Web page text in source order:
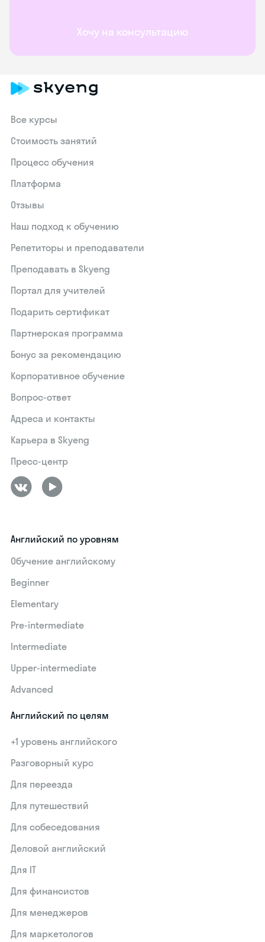
Хочу на консультацию
Все курсы
Стоимость занятий
Процесс обучения
Платформа
Отзывы
Наш подход к обучению
Репетиторы и преподаватели
Преподавать в Skyeng
Портал для учителей
Подарить сертификат
Партнерская программа
Бонус за рекомендацию
Корпоративное обучение
Вопрос-ответ
Адреса и контакты
Карьера в Skyeng
Пресс-центр
Английский по уровням
Обучение английскому
Beginner
Elementary
Pre-intermediate
Intermediate
Upper-intermediate
Advanced
Английский по целям
+1 уровень английского
Разговорный курс
Для переезда
Для путешествий
Для собеседования
Деловой английский
Для IT
Для финансистов
Для менеджеров
Для маркетологов